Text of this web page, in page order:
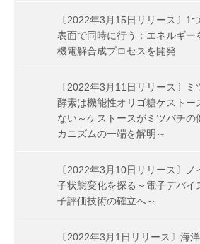
〔2022年3月15日リリース〕1
表面で同時に行う：エネルギー
機電解合成プロセスを開発
〔2022年3月11日リリース〕
酵素は機能性オリゴ糖ケストー
ない～ケストースがミツバチの
カニズムの一端を解明～
〔2022年3月10日リリース〕
子状態変化を探る～電子デバイ
子評価技術の確立へ～
〔2022年3月1日リリース〕海